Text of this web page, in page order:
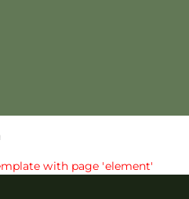
with page 'element'